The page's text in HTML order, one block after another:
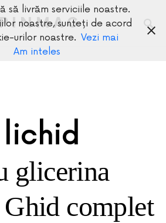
lichid
glicerina
complet
să livrăm serviciile noastre.
noastre, sunteți de acord
urilor noastre. Vezi mai
Am inteles